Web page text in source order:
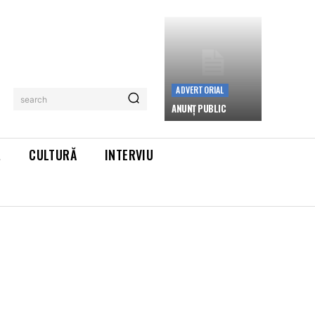
search
ADVERTORIAL
ANUNȚ PUBLIC
CULTURĂ
INTERVIU